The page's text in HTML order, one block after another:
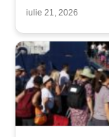
iulie 21, 2026